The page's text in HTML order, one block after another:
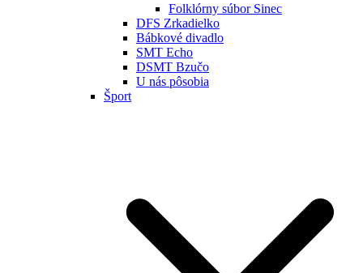
Folklórny súbor Sinec
DFS Zrkadielko
Bábkové divadlo
SMT Echo
DSMT Bzučo
U nás pôsobia
Šport